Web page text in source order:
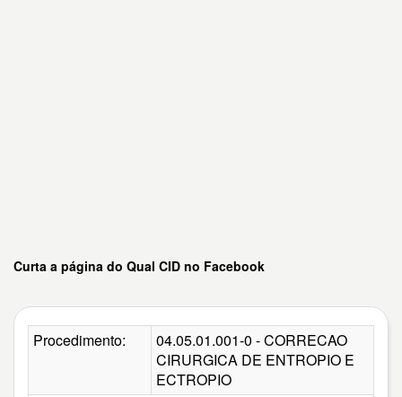
Curta a página do Qual CID no Facebook
Procedimento:
04.05.01.001-0 - CORRECAO
CIRURGICA DE ENTROPIO E
ECTROPIO